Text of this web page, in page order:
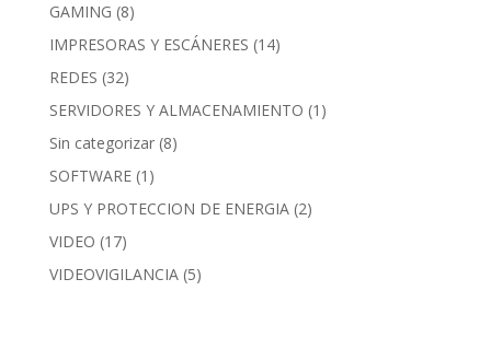
GAMING (8)
IMPRESORAS Y ESCÁNERES (14)
REDES (32)
SERVIDORES Y ALMACENAMIENTO (1)
Sin categorizar (8)
SOFTWARE (1)
UPS Y PROTECCION DE ENERGIA (2)
VIDEO (17)
VIDEOVIGILANCIA (5)